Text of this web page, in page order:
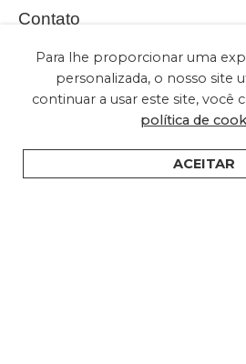
Contato
(+55) 11 2028-2616
sac@embuled.com
contato@embuled.com
Para lhe proporcionar uma
personalizada, o nosso site
continuar a usar este site, você
política de
ACEITAR